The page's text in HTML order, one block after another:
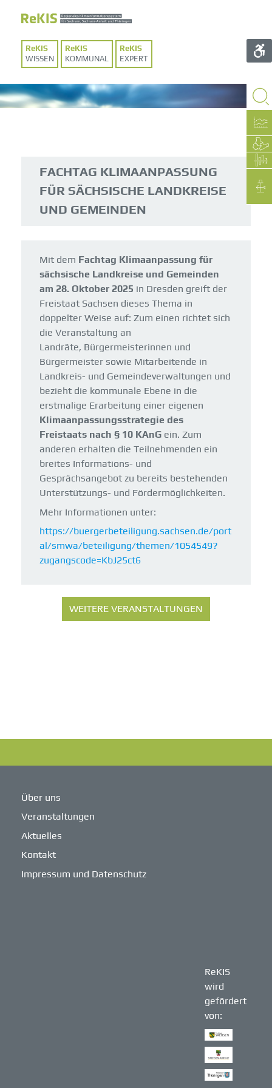
WISSEN KOMMUNAL EXPERT
FACHTAG KLIMAANPASSUNG
FÜR SÄCHSISCHE LANDKREISE
UND GEMEINDEN
Mit dem Fachtag Klimaanpassung für
sächsische Landkreise und Gemeinden
am 28. Oktober 2025 in Dresden greift der
Freistaat Sachsen dieses Thema in
doppelter Weise auf: Zum einen richtet sich
die Veranstaltung an
Landräte, Bürgermeisterinnen und
Bürgermeister sowie Mitarbeitende in
Landkreis- und Gemeindeverwaltungen und
bezieht die kommunale Ebene in die
erstmalige Erarbeitung einer eigenen
Klimaanpassungsstrategie des
Freistaats nach § 10 KAnG ein. Zum
anderen erhalten die Teilnehmenden ein
breites Informations- und
Gesprächsangebot zu bereits bestehenden
Unterstützungs- und Fördermöglichkeiten.
Mehr Informationen unter:
https://buergerbeteiligung.sachsen.de/port
al/smwa/beteiligung/themen/1054549?
zugangscode=KbJ25ct6
WEITERE VERANSTALTUNGEN
Über uns
Veranstaltungen
Aktuelles
Kontakt
Impressum und Datenschutz
ReKIS
wird
gefördert
von: